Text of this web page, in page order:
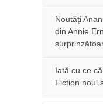
Noutăţi
din Annie
Iată cu ce
Fiction noul